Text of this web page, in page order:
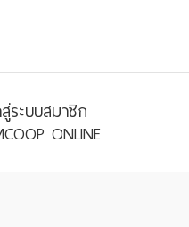
สู่ระบบสมาชิก
ONLINE